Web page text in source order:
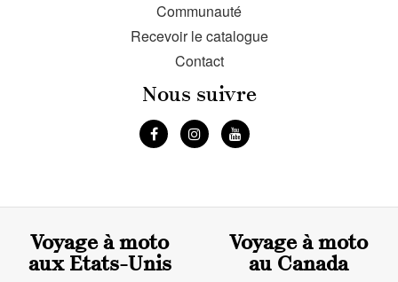
Communauté
Recevoir le catalogue
Contact
Nous suivre
Voyage à moto
aux Etats-Unis
Voyage à moto
au Canada